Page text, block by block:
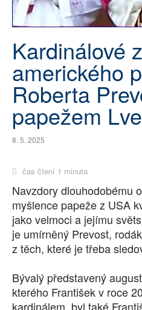
RUBRIKY
PLNÁ VERZE STRÁNEK
Kardinálové
amerického
Roberta
papežem
8. 5. 2025
čas čtení 1 minuta
Navzdory dlouhodobému
myšlence papeže z USA
jako velmoci a jejímu
je umírněný Prevost,
z těch, které je třeba
Bývalý představený
kterého František v roce
kardinálem, byl také